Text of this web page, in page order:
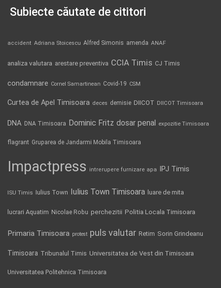
Subiecte căutate de cititori
accident Adriana Stoicescu Alfred Simonis amenda ANAF
analiza valutara arestare preventiva CCIA Timis CJ Timis
condamnare Cornel Samartinean Covid-19 CSM
Curtea de Apel Timisoara deces demisie DIICOT DIICOT Timisoara
DNA DNA Timisoara Dominic Fritz dosar penal expozitie Timisoara
flagrant Gruparea de Jandarmi Mobila Timisoara
Impactpress intrerupere furnizare apa IPJ Timis
ISU Timis Iulius Town Iulius Town Timisoara luare de mita
lucrari Aquatim Nicolae Robu perchezitii Politia Locala Timisoara
Primaria Timisoara protest puls valutar Retim Sorin Grindeanu
Timisoara Tribunalul Timis Universitatea de Vest din Timisoara
Universitatea Politehnica Timisoara